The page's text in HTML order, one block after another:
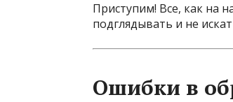
Приступим! Все, как на
подглядывать и не
Ошибки в